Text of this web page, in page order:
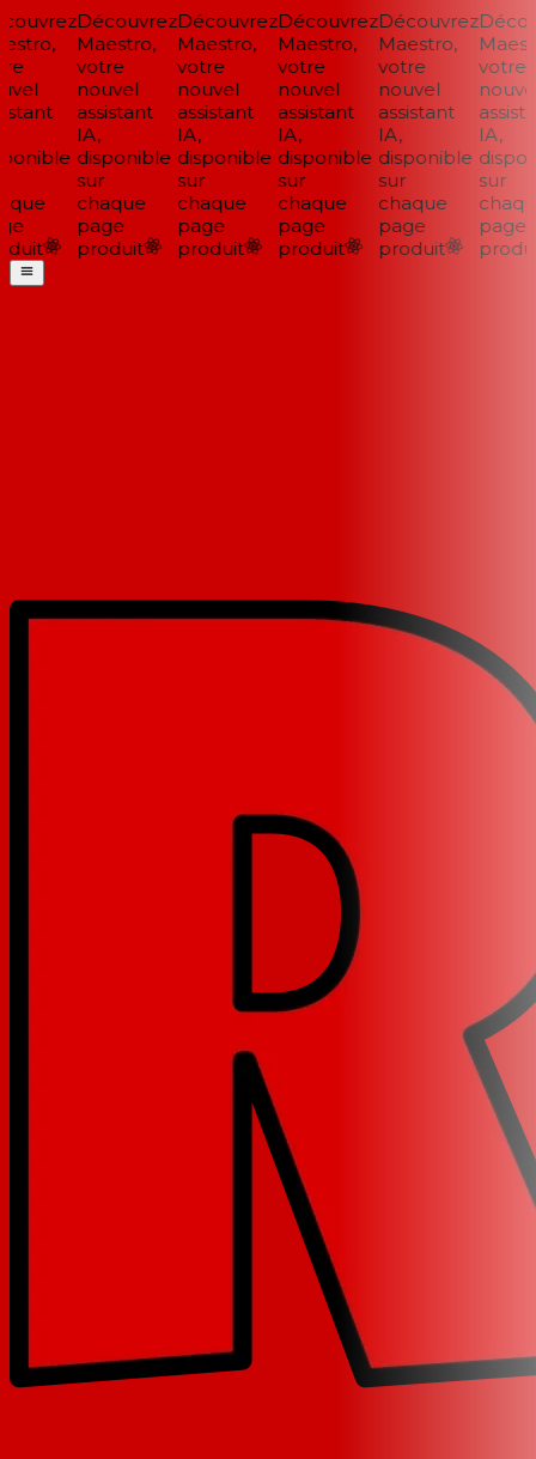
Découvrez
Maestro,
votre
nouvel
assistant
IA,
disponible
sur
chaque
page
produit
Découvrez
Maestro,
votre
nouvel
assistant
IA,
disponible
sur
chaque
page
produit
Découvrez
Maestro,
votre
nouvel
assistant
IA,
disponible
sur
chaque
page
produit
Découvrez
Maestro,
votre
nouvel
assistant
IA,
disponible
sur
chaque
page
produit
votre
nouvel
IA,
sur
page
produit